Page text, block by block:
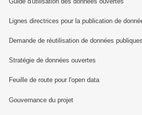
Lignes directrices pour la publication de
Demande de réutilisation de données publiques
Stratégie de données ouvertes
Feuille de route pour l'open data
Gouvernance du projet